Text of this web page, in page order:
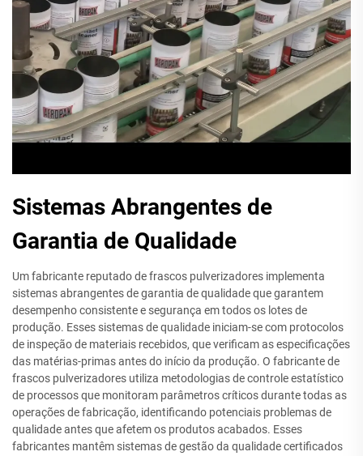
Sistemas Abrangentes de
Garantia de Qualidade
Um fabricante reputado de frascos pulverizadores implementa
sistemas abrangentes de garantia de qualidade que garantem
desempenho consistente e segurança em todos os lotes de
produção. Esses sistemas de qualidade iniciam-se com protocolos
de inspeção de materiais recebidos, que verificam as especificações
das matérias-primas antes do início da produção. O fabricante de
frascos pulverizadores utiliza metodologias de controle estatístico
de processos que monitoram parâmetros críticos durante todas as
operações de fabricação, identificando potenciais problemas de
qualidade antes que afetem os produtos acabados. Esses
fabricantes mantêm sistemas de gestão da qualidade certificados